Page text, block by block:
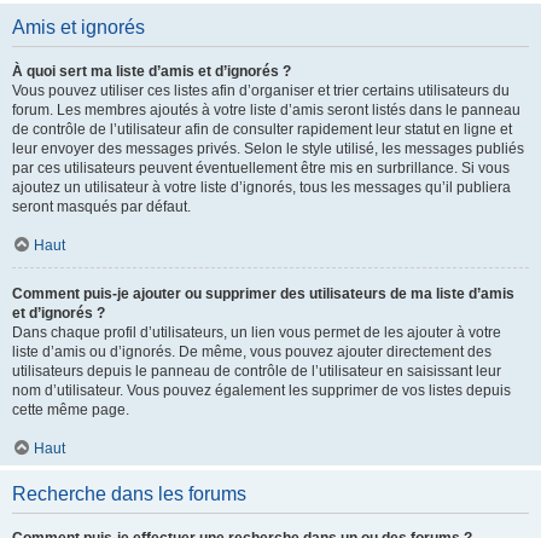
Amis et ignorés
À quoi sert ma liste d’amis et d’ignorés ?
Vous pouvez utiliser ces listes afin d’organiser et trier certains utilisateurs du
forum. Les membres ajoutés à votre liste d’amis seront listés dans le panneau
de contrôle de l’utilisateur afin de consulter rapidement leur statut en ligne et
leur envoyer des messages privés. Selon le style utilisé, les messages publiés
par ces utilisateurs peuvent éventuellement être mis en surbrillance. Si vous
ajoutez un utilisateur à votre liste d’ignorés, tous les messages qu’il publiera
seront masqués par défaut.
Haut
Comment puis-je ajouter ou supprimer des utilisateurs de ma liste d’amis
et d’ignorés ?
Dans chaque profil d’utilisateurs, un lien vous permet de les ajouter à votre
liste d’amis ou d’ignorés. De même, vous pouvez ajouter directement des
utilisateurs depuis le panneau de contrôle de l’utilisateur en saisissant leur
nom d’utilisateur. Vous pouvez également les supprimer de vos listes depuis
cette même page.
Haut
Recherche dans les forums